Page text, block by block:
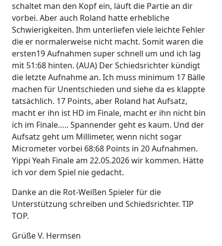
schaltet man den Kopf ein, läuft die Partie an dir
vorbei. Aber auch Roland hatte erhebliche
Schwierigkeiten. Ihm unterliefen viele leichte Fehler
die er normalerweise nicht macht. Somit waren die
ersten19 Aufnahmen super schnell um und ich lag
mit 51:68 hinten. (AUA) Der Schiedsrichter kündigt
die letzte Aufnahme an. Ich muss minimum 17 Bälle
machen für Unentschieden und siehe da es klappte
tatsächlich. 17 Points, aber Roland hat Aufsatz,
macht er ihn ist HD im Finale, macht er ihn nicht bin
ich im Finale….. Spannender geht es kaum. Und der
Aufsatz geht um Millimeter, wenn nicht sogar
Micrometer vorbei 68:68 Points in 20 Aufnahmen.
Yippi Yeah Finale am 22.05.2026 wir kommen. Hätte
ich vor dem Spiel nie gedacht.
Danke an die Rot-Weißen Spieler für die
Unterstützung schreiben und Schiedsrichter. TIP
TOP.
Grüße V. Hermsen